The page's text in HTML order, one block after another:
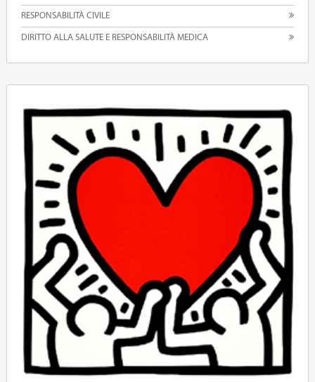
RESPONSABILITÀ CIVILE
DIRITTO ALLA SALUTE E RESPONSABILITÀ MEDICA